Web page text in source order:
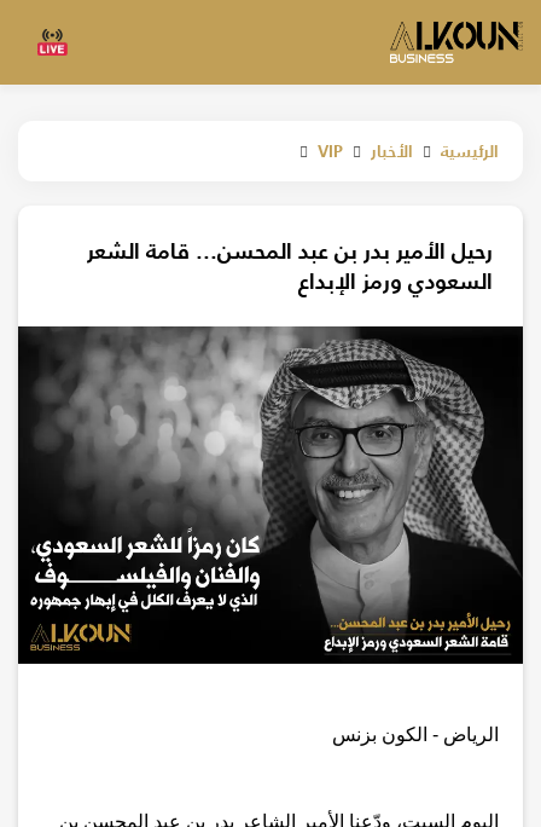
الرئيسية الأخبار VIP
رحيل الأمير بدر بن عبد المحسن... قامة الشعر
السعودي ورمز الإبداع
الرياض - الكون بزنس
اليوم السبت، ودّعنا الأمير الشاعر بدر بن عبد المحسن بن